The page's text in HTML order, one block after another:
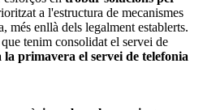
a l'estructura de mecanismes
més enllà dels legalment establerts.
tenim consolidat el servei de
primavera el servei de telefonia